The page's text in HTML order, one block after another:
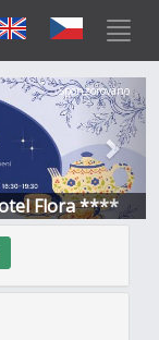
Flora ****
Další
Sponzorováno